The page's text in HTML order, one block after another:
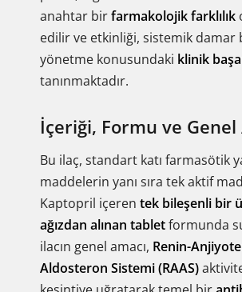
anahtar birfarmakolojik farklılık
edilir ve etkinliği, sistemik damar
yönetme konusundaki klinik
tanınmaktadır.
İçeriği, Formu ve Genel
Bu ilaç, standart katı farmasötik
maddelerin yanı sıra tek aktif
Kaptopril içeren tek bileşenli bir
ağızdan alınan tabletformunda
ilacın genel amacı, Renin-
Aldosteron Sistemi (RAAS)